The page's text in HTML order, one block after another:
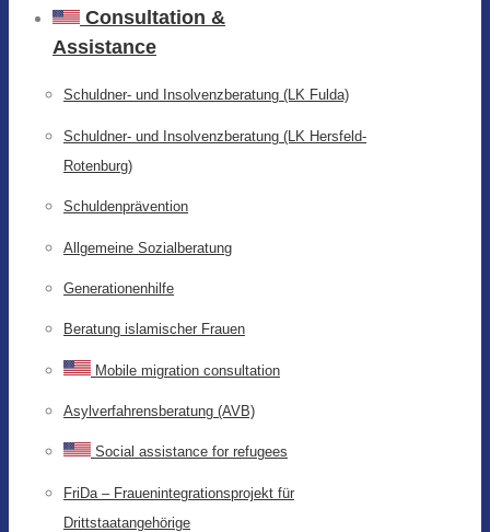
Consultation &
Assistance
Schuldner- und Insolvenzberatung (LK Fulda)
Schuldner- und Insolvenzberatung (LK Hersfeld-
Rotenburg)
Schuldenprävention
Allgemeine Sozialberatung
Generationenhilfe
Beratung islamischer Frauen
Mobile migration consultation
Asylverfahrensberatung (AVB)
Social assistance for refugees
FriDa – Frauenintegrationsprojekt für
Drittstaatangehörige